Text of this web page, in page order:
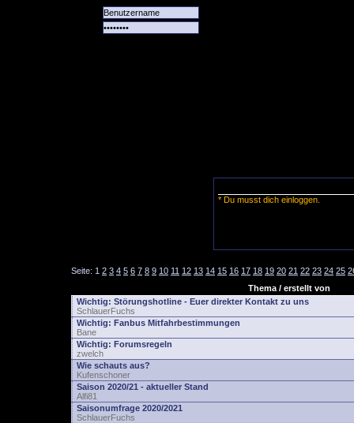
* Du musst dich einloggen.
Seite: 1 2 3 4 5 6 7 8 9 10 11 12 13 14 15 16 17 18 19 20 21 22 23 24 25
Thema / erstellt von
Wichtig: Störungshotline - Euer direkter Kontakt zu uns
SchlauerFuchs
Wichtig: Fanbus Mitfahrbestimmungen
Bane
Wichtig: Forumsregeln
zwelch
Wie schauts aus?
Kufenschoner
Saison 2020/21 - aktueller Stand
Alfi81
Saisonumfrage 2020/2021
SchlauerFuchs